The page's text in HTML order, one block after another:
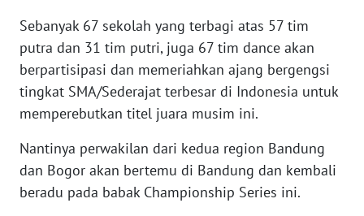
Sebanyak 67 sekolah yang terbagi atas 57 tim
putra dan 31 tim putri, juga 67 tim dance akan
berpartisipasi dan memeriahkan ajang bergengsi
tingkat SMA/Sederajat terbesar di Indonesia untuk
memperebutkan titel juara musim ini.
Nantinya perwakilan dari kedua region Bandung
dan Bogor akan bertemu di Bandung dan kembali
beradu pada babak Championship Series ini.
WN
SUMUT
WN
JAKARTA
WN
JABAR